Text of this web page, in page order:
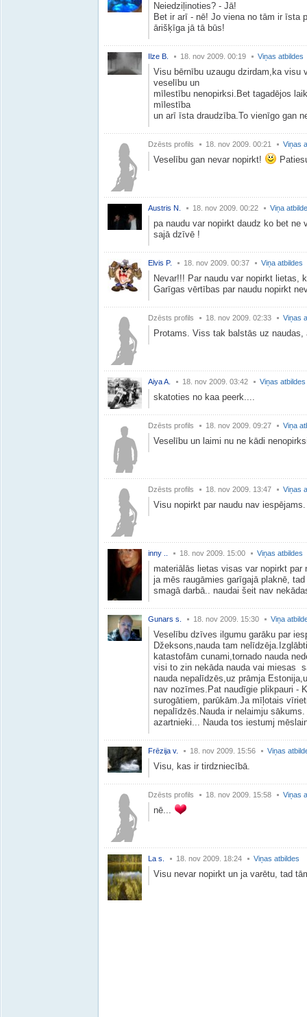
Neiedziļinoties? - Jā!
Bet ir arī - nē! Jo viena no tām ir īsta
ārišķīga jā tā būs!
Ilze B. 18. nov 2009. 00:19 Viņas atbildes
Visu bērnību uzaugu dzirdam,ka visu
veselību un
mīlestību nenopirksi.Bet tagadējos
mīlestība
un arī īsta draudzība.To vienīgo gan
Dzēsts profils 18. nov 2009. 00:21 Viņas
Veselību gan nevar nopirkt!
Austris N. 18. nov 2009. 00:22 Viņa
pa naudu var nopirkt daudz ko bet
sajā dzīvē !
Elvis P. 18. nov 2009. 00:37 Viņa atbildes
Nevar!!! Par naudu var nopirkt lietas,
Garīgas vērtības par naudu nopirkt
Dzēsts profils 18. nov 2009. 02:33 Viņas
Protams. Viss tak balstās uz
Aiya A. 18. nov 2009. 03:42 Viņas atbildes
skatoties no kaa peerk....
Dzēsts profils 18. nov 2009. 09:27 Viņa
Veselību un laimi nu ne kādi
Dzēsts profils 18. nov 2009. 13:47 Viņas
Visu nopirkt par naudu nav iespējams.
inny .. 18. nov 2009. 15:00 Viņas atbildes
materiālās lietas visas var nopirkt par
ja mēs raugāmies garīgajā plaknē,
smagā darbā.. naudai šeit nav
Gunars s. 18. nov 2009. 15:30 Viņa
Veselību dzīves ilgumu garāku par
Džeksons,nauda tam
katastofām cunami,tornado nauda
visi to zin nekāda nauda vai miesas
nauda nepalīdzēs,uz prāmja
nav nozīmes.Pat naudīgie plikpauri -
surogātiem, parūkām.Ja mīļotais
nepalīdzēs.Nauda ir nelaimju
azartnieki... Nauda tos iestumj
Frēzija v. 18. nov 2009. 15:56 Viņas
Visu, kas ir tirdzniecībā.
Dzēsts profils 18. nov 2009. 15:58 Viņas
nē...
La s. 18. nov 2009. 18:24 Viņas atbildes
Visu nevar nopirkt un ja varētu, tad